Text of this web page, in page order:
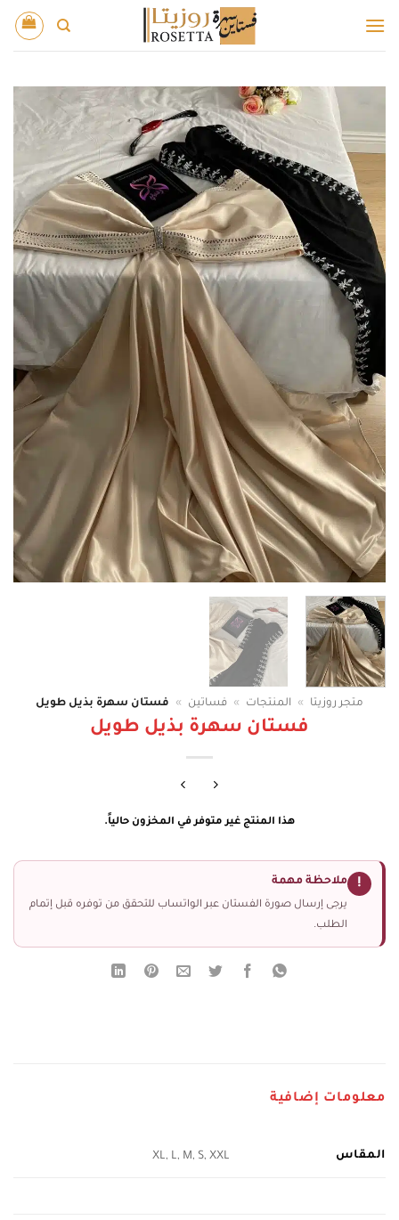
للمحتوى
متجر روزيتا » المنتجات » فساتين » فستان سهرة بذيل طويل
فستان سهرة بذيل طويل
هذا المنتج غير متوفر في المخزون حالياً.
! ملاحظة مهمة
يرجى إرسال صورة الفستان عبر الواتساب للتحقق من توفره قبل إتمام
الطلب.
معلومات إضافية
المقاس XL, L, M, S, XXL